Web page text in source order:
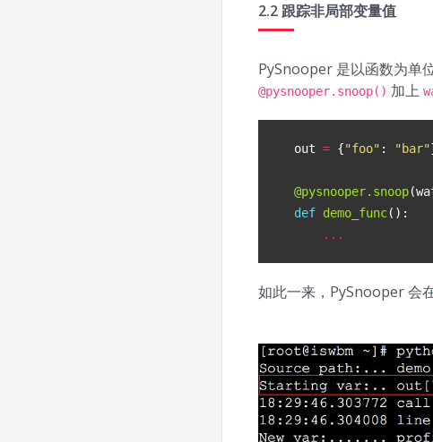
2.2 跟踪非局部变量值
PySnooper 是以函数为单
@pysnooper.snoop() 加上
out = {"foo" : "bar"
@pysnooper.snoop(
def demo_func():
...
如此一来，PySnooper 会